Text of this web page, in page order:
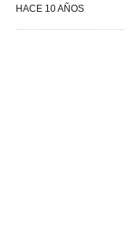
HACE 10 AÑOS